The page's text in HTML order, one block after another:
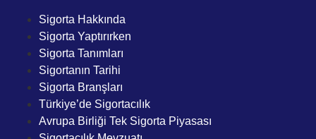
Sigorta Hakkında
Sigorta Yaptırırken
Sigorta Tanımları
Sigortanın Tarihi
Sigorta Branşları
Türkiye’de Sigortacılık
Avrupa Birliği Tek Sigorta Piyasası